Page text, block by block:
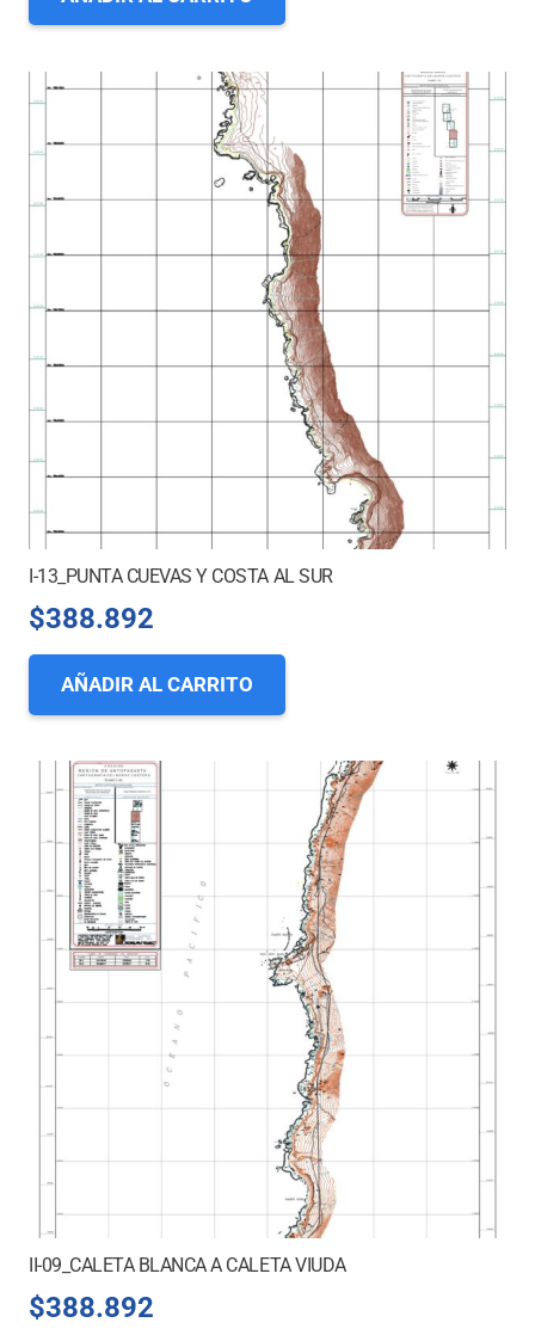
I-13_PUNTA CUEVAS Y COSTA AL SUR
$388.892
AÑADIR AL CARRITO
II-09_CALETA BLANCA A CALETA VIUDA
$388.892